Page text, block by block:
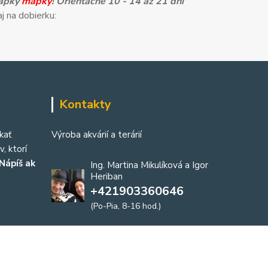
na dobierku:
ktorí
ak
Kontakty
Výroba akvárií a terárií
Ing. Martina Mikulíková a Igor
Heriban
+421903360646
(Po-Pia, 8-16 hod.)